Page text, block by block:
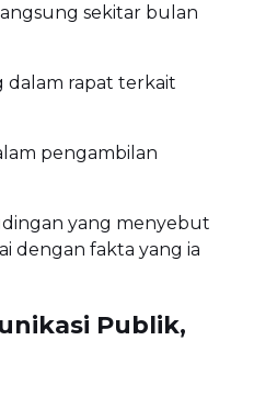
sekitar bulan
dalam rapat terkait
pengambilan
yang menyebut
dengan fakta yang ia
Publik,